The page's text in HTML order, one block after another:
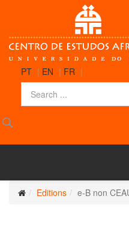
PT | EN | FR |
Editions e-B non